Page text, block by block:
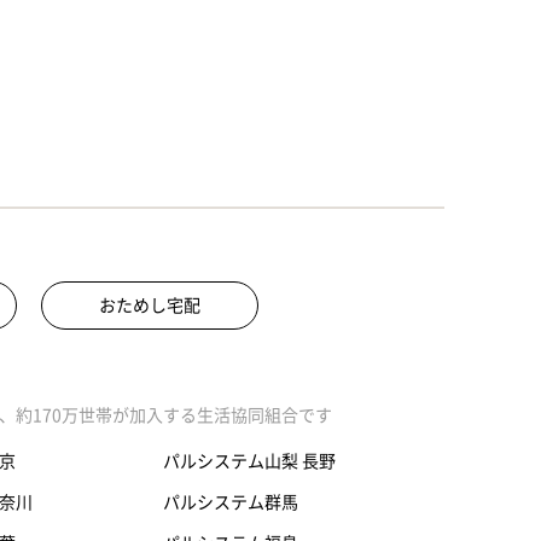
おためし宅配
約170万世帯が加入する生活協同組合です
川
パルシステム山梨 長野
パルシステム群馬